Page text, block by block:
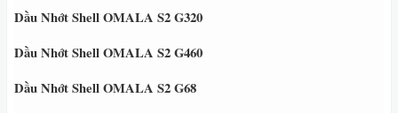
Dầu Nhớt Shell OMALA S2 G320
Dầu Nhớt Shell OMALA S2 G460
Dầu Nhớt Shell OMALA S2 G68